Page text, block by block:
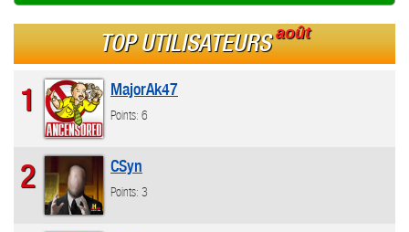
TOP UTILISATEURSaoût
1 MajorAk47
Points: 6
2 CSyn
Points: 3